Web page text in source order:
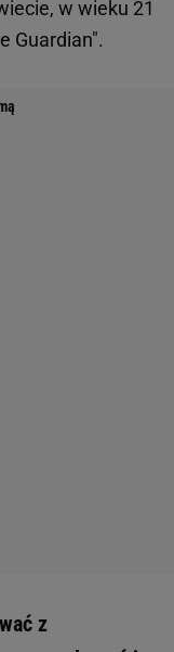
w wieku 21
Guardian".
z